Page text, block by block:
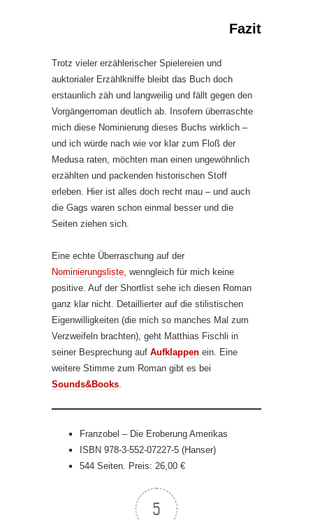
Fazit
Trotz vieler erzählerischer Spielereien und
auktorialer Erzählkniffe bleibt das Buch doch
erstaunlich zäh und langweilig und fällt gegen den
Vorgängerroman deutlich ab. Insofern überraschte
mich diese Nominierung dieses Buchs wirklich –
und ich würde nach wie vor klar zum Floß der
Medusa raten, möchten man einen ungewöhnlich
erzählten und packenden historischen Stoff
erleben. Hier ist alles doch recht mau – und auch
die Gags waren schon einmal besser und die
Seiten ziehen sich.
Eine echte Überraschung auf der
Nominierungsliste , wenngleich für mich keine
positive. Auf der Shortlist sehe ich diesen Roman
ganz klar nicht. Detaillierter auf die stilistischen
Eigenwilligkeiten (die mich so manches Mal zum
Verzweifeln brachten), geht Matthias Fischli in
seiner Besprechung auf Aufklappen ein. Eine
weitere Stimme zum Roman gibt es bei
Sounds&Books
Franzobel – Die Eroberung Amerikas
ISBN 978-3-552-07227-5 (Hanser)
544 Seiten. Preis: 26,00 €
5